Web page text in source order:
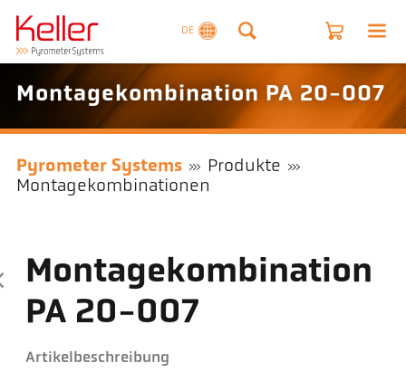
DE
Montagekombination PA 20-007
Pyrometer Systems
Produkte
Montagekombinationen
Montagekombination
PA 20-007
Artikelbeschreibung